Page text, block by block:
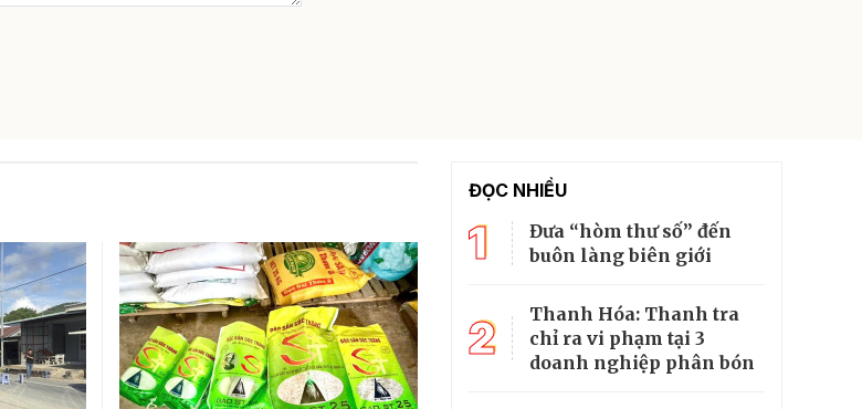
ĐỌC NHIỀU
1
Đưa “hòm thư số” đến
buôn làng biên giới
2
Thanh Hóa: Thanh tra
chỉ ra vi phạm tại 3
doanh nghiệp phân bón